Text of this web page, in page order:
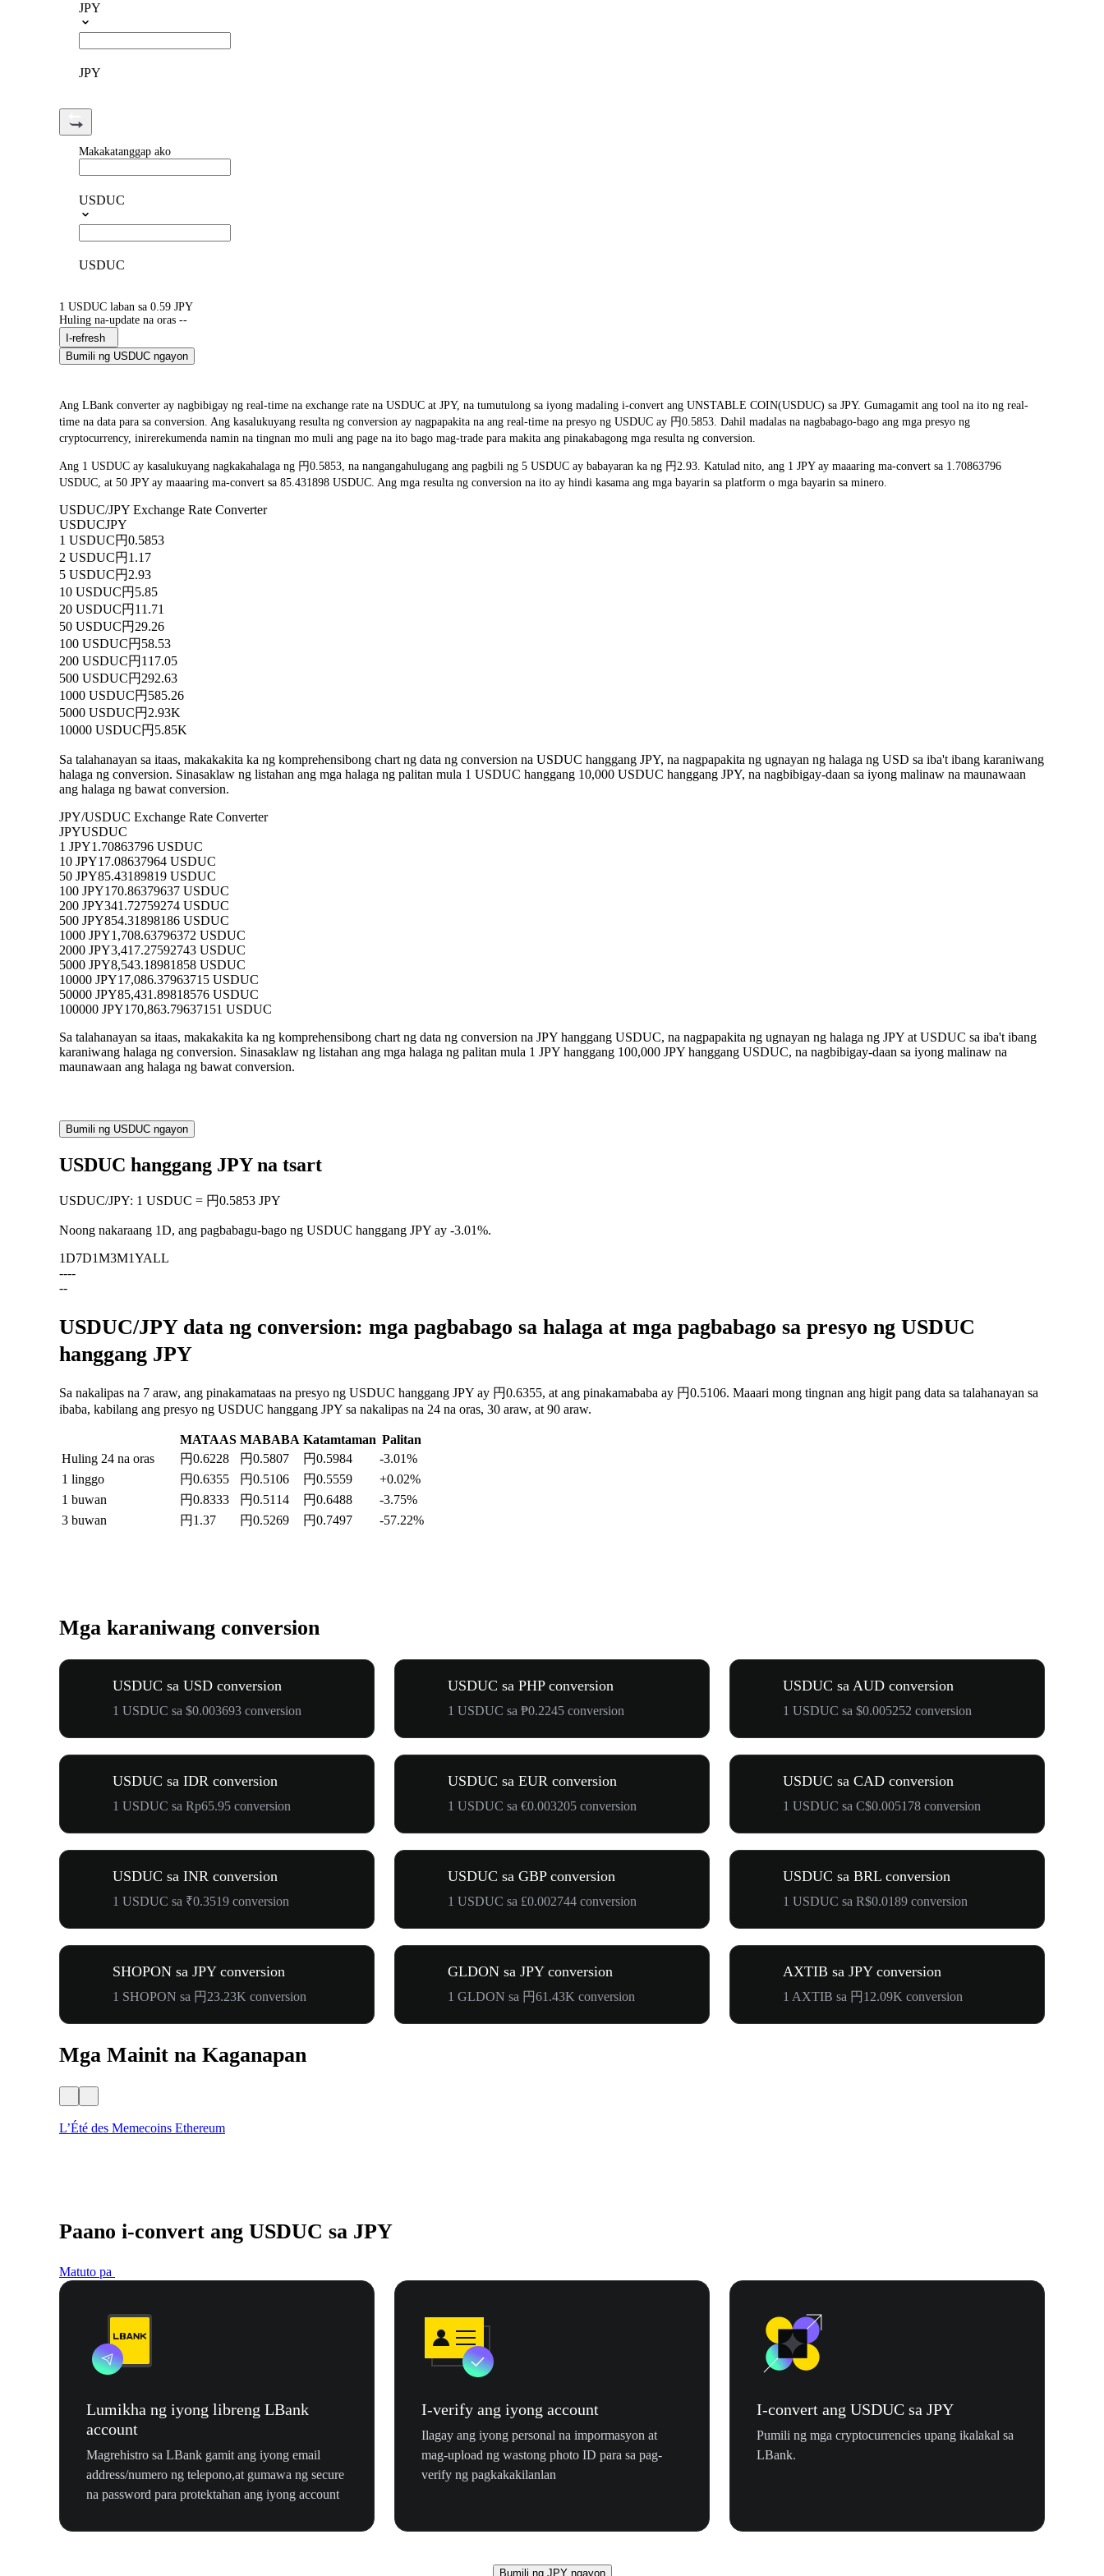
JPY
JPY
Makakatanggap ako
USDUC
USDUC
1 USDUC laban sa 0.59 JPY
Huling na-update na oras --
I-refresh
Bumili ng USDUC ngayon
Ang LBank converter ay nagbibigay ng real-time na exchange rate na USDUC at JPY, na tumutulong sa iyong madaling i-convert ang UNSTABLE COIN(USDUC) sa JPY. Gumagamit ang tool na ito ng real-
time na data para sa conversion. Ang kasalukuyang resulta ng conversion ay nagpapakita na ang real-time na presyo ng USDUC ay 円0.5853. Dahil madalas na nagbabago-bago ang mga presyo ng
cryptocurrency, inirerekumenda namin na tingnan mo muli ang page na ito bago mag-trade para makita ang pinakabagong mga resulta ng conversion.
Ang 1 USDUC ay kasalukuyang nagkakahalaga ng 円0.5853, na nangangahulugang ang pagbili ng 5 USDUC ay babayaran ka ng 円2.93. Katulad nito, ang 1 JPY ay maaaring ma-convert sa 1.70863796
USDUC, at 50 JPY ay maaaring ma-convert sa 85.431898 USDUC. Ang mga resulta ng conversion na ito ay hindi kasama ang mga bayarin sa platform o mga bayarin sa minero.
USDUC/JPY Exchange Rate Converter
USDUCJPY
1 USDUC円0.5853
2 USDUC円1.17
5 USDUC円2.93
10 USDUC円5.85
20 USDUC円11.71
50 USDUC円29.26
100 USDUC円58.53
200 USDUC円117.05
500 USDUC円292.63
1000 USDUC円585.26
5000 USDUC円2.93K
10000 USDUC円5.85K
Sa talahanayan sa itaas, makakakita ka ng komprehensibong chart ng data ng conversion na USDUC hanggang JPY, na nagpapakita ng ugnayan ng halaga ng USD sa iba't ibang karaniwang
halaga ng conversion. Sinasaklaw ng listahan ang mga halaga ng palitan mula 1 USDUC hanggang 10,000 USDUC hanggang JPY, na nagbibigay-daan sa iyong malinaw na maunawaan
ang halaga ng bawat conversion.
JPY/USDUC Exchange Rate Converter
JPYUSDUC
1 JPY1.70863796 USDUC
10 JPY17.08637964 USDUC
50 JPY85.43189819 USDUC
100 JPY170.86379637 USDUC
200 JPY341.72759274 USDUC
500 JPY854.31898186 USDUC
1000 JPY1,708.63796372 USDUC
2000 JPY3,417.27592743 USDUC
5000 JPY8,543.18981858 USDUC
10000 JPY17,086.37963715 USDUC
50000 JPY85,431.89818576 USDUC
100000 JPY170,863.79637151 USDUC
Sa talahanayan sa itaas, makakakita ka ng komprehensibong chart ng data ng conversion na JPY hanggang USDUC, na nagpapakita ng ugnayan ng halaga ng JPY at USDUC sa iba't ibang
karaniwang halaga ng conversion. Sinasaklaw ng listahan ang mga halaga ng palitan mula 1 JPY hanggang 100,000 JPY hanggang USDUC, na nagbibigay-daan sa iyong malinaw na
maunawaan ang halaga ng bawat conversion.
Bumili ng USDUC ngayon
USDUC hanggang JPY na tsart
USDUC/JPY: 1 USDUC = 円0.5853 JPY
Noong nakaraang 1D, ang pagbabagu-bago ng USDUC hanggang JPY ay -3.01%.
1D7D1M3M1YALL
----
--
USDUC/JPY data ng conversion: mga pagbabago sa halaga at mga pagbabago sa presyo ng USDUC
hanggang JPY
Sa nakalipas na 7 araw, ang pinakamataas na presyo ng USDUC hanggang JPY ay 円0.6355, at ang pinakamababa ay 円0.5106. Maaari mong tingnan ang higit pang data sa talahanayan sa
ibaba, kabilang ang presyo ng USDUC hanggang JPY sa nakalipas na 24 na oras, 30 araw, at 90 araw.
MATAAS MABABA Katamtaman Palitan
Huling 24 na oras
円0.6228 円0.5807 円0.5984
-3.01%
1 linggo
円0.6355 円0.5106 円0.5559
+0.02%
1 buwan
円0.8333 円0.5114 円0.6488
-3.75%
3 buwan
円1.37 円0.5269 円0.7497 -57.22%
Mga karaniwang conversion
USDUC sa USD conversion
1 USDUC sa $0.003693 conversion
USDUC sa PHP conversion
1 USDUC sa ₱0.2245 conversion
USDUC sa AUD conversion
1 USDUC sa $0.005252 conversion
USDUC sa IDR conversion
1 USDUC sa Rp65.95 conversion
USDUC sa EUR conversion
1 USDUC sa €0.003205 conversion
USDUC sa CAD conversion
1 USDUC sa C$0.005178 conversion
USDUC sa INR conversion
1 USDUC sa ₹0.3519 conversion
USDUC sa GBP conversion
1 USDUC sa £0.002744 conversion
USDUC sa BRL conversion
1 USDUC sa R$0.0189 conversion
SHOPON sa JPY conversion
1 SHOPON sa 円23.23K conversion
GLDON sa JPY conversion
1 GLDON sa 円61.43K conversion
AXTIB sa JPY conversion
1 AXTIB sa 円12.09K conversion
Mga Mainit na Kaganapan
L’Été des Memecoins Ethereum
Paano i-convert ang USDUC sa JPY
Matuto pa
Lumikha ng iyong libreng LBank
account
Magrehistro sa LBank gamit ang iyong email
address/numero ng telepono,at gumawa ng secure
na password para protektahan ang iyong account
I-verify ang iyong account
Ilagay ang iyong personal na impormasyon at
mag-upload ng wastong photo ID para sa pag-
verify ng pagkakakilanlan
I-convert ang USDUC sa JPY
Pumili ng mga cryptocurrencies upang ikalakal sa
LBank.
Bumili ng JPY ngayon